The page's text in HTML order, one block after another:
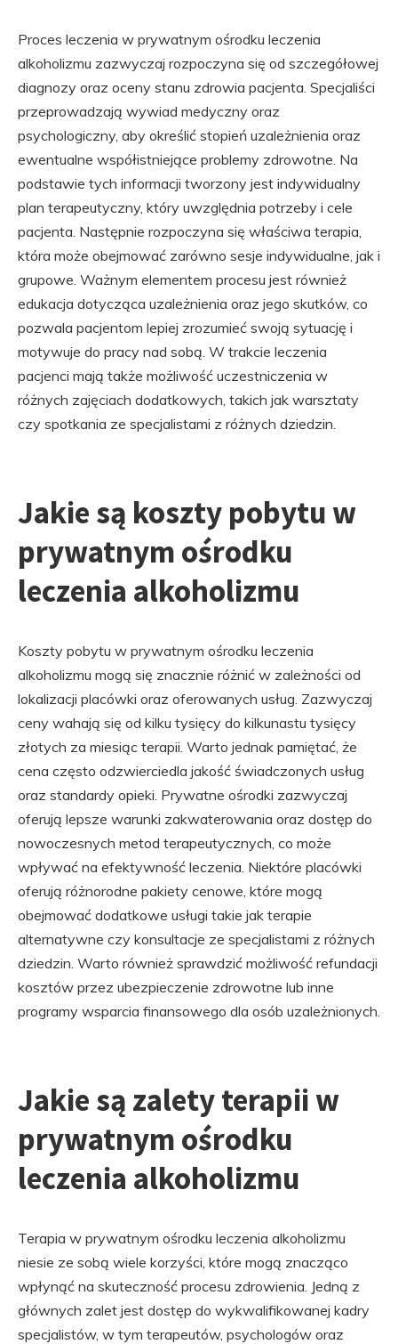
Proces leczenia w prywatnym ośrodku leczenia
alkoholizmu zazwyczaj rozpoczyna się od szczegółowej
diagnozy oraz oceny stanu zdrowia pacjenta. Specjaliści
przeprowadzają wywiad medyczny oraz
psychologiczny, aby określić stopień uzależnienia oraz
ewentualne współistniejące problemy zdrowotne. Na
podstawie tych informacji tworzony jest indywidualny
plan terapeutyczny, który uwzględnia potrzeby i cele
pacjenta. Następnie rozpoczyna się właściwa terapia,
która może obejmować zarówno sesje indywidualne, jak i
grupowe. Ważnym elementem procesu jest również
edukacja dotycząca uzależnienia oraz jego skutków, co
pozwala pacjentom lepiej zrozumieć swoją sytuację i
motywuje do pracy nad sobą. W trakcie leczenia
pacjenci mają także możliwość uczestniczenia w
różnych zajęciach dodatkowych, takich jak warsztaty
czy spotkania ze specjalistami z różnych dziedzin.
Jakie są koszty pobytu w
prywatnym ośrodku
leczenia alkoholizmu
Koszty pobytu w prywatnym ośrodku leczenia
alkoholizmu mogą się znacznie różnić w zależności od
lokalizacji placówki oraz oferowanych usług. Zazwyczaj
ceny wahają się od kilku tysięcy do kilkunastu tysięcy
złotych za miesiąc terapii. Warto jednak pamiętać, że
cena często odzwierciedla jakość świadczonych usług
oraz standardy opieki. Prywatne ośrodki zazwyczaj
oferują lepsze warunki zakwaterowania oraz dostęp do
nowoczesnych metod terapeutycznych, co może
wpływać na efektywność leczenia. Niektóre placówki
oferują różnorodne pakiety cenowe, które mogą
obejmować dodatkowe usługi takie jak terapie
alternatywne czy konsultacje ze specjalistami z różnych
dziedzin. Warto również sprawdzić możliwość refundacji
kosztów przez ubezpieczenie zdrowotne lub inne
programy wsparcia finansowego dla osób uzależnionych.
Jakie są zalety terapii w
prywatnym ośrodku
leczenia alkoholizmu
Terapia w prywatnym ośrodku leczenia alkoholizmu
niesie ze sobą wiele korzyści, które mogą znacząco
wpłynąć na skuteczność procesu zdrowienia. Jedną z
głównych zalet jest dostęp do wykwalifikowanej kadry
specjalistów, w tym terapeutów, psychologów oraz